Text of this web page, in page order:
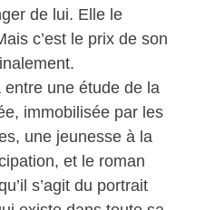
de lui. Elle le
c’est le prix de son
une étude de la
immobilisée par les
une jeunesse à la
et le roman
s’agit du portrait